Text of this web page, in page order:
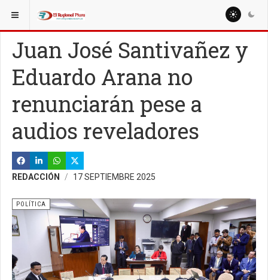
ESTÁ AQUÍ: NACIONALES
Juan José Santivañez y
Eduardo Arana no
renunciarán pese a
audios reveladores
REDACCIÓN 17 SEPTIEMBRE 2025
POLÍTICA